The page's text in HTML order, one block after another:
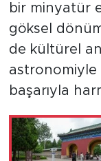
bir minyatür
göksel
de kültürel
astronomiyle
başarıyla